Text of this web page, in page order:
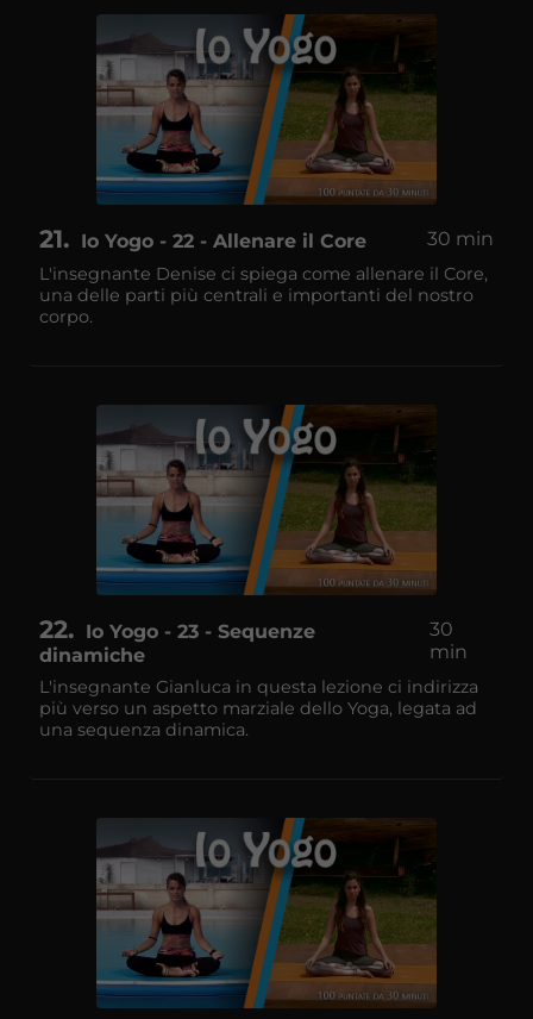
21 Io Yogo - 22 - Allenare il Core 30 min
L'insegnante Denise ci spiega come allenare il Core,
una delle parti più centrali e importanti del nostro
corpo.
22
Io Yogo - 23 - Sequenze
dinamiche
30
min
L'insegnante Gianluca in questa lezione ci indirizza
più verso un aspetto marziale dello Yoga, legata ad
una sequenza dinamica.